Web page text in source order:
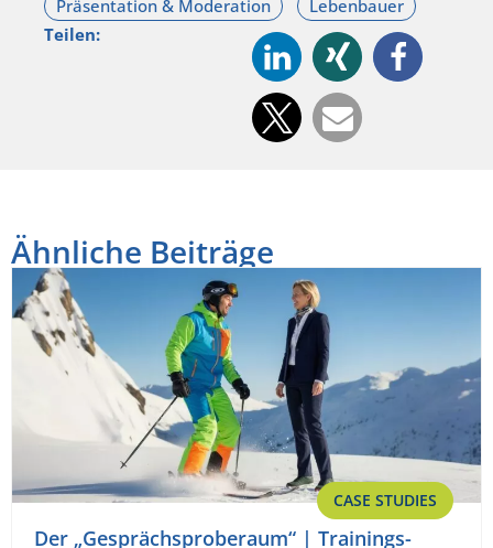
Teilen:
Ähnliche Beiträge
CASE STUDIES
Der „Gesprächsproberaum“ | Trainings-